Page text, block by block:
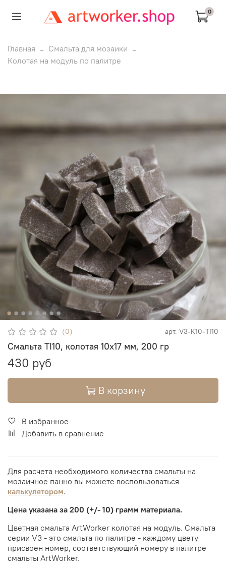
0
Главная
Смальта для мозаики
Колотая на модуль по палитре
(0) арт. V3-K10-TI10
Смальта TI10, колотая 10х17 мм, 200 гр
430 руб
В корзину
В избранное
Добавить в сравнение
Для расчета необходимого количества смальты на
мозаичное панно вы можете воспользоваться
калькулятором.
Цена указана за 200 (+/- 10) грамм материала.
Цветная смальта ArtWorker колотая на модуль. Смальта
серии V3 - это смальта по палитре - каждому цвету
присвоен номер, соответствующий номеру в палитре
смальты ArtWorker.